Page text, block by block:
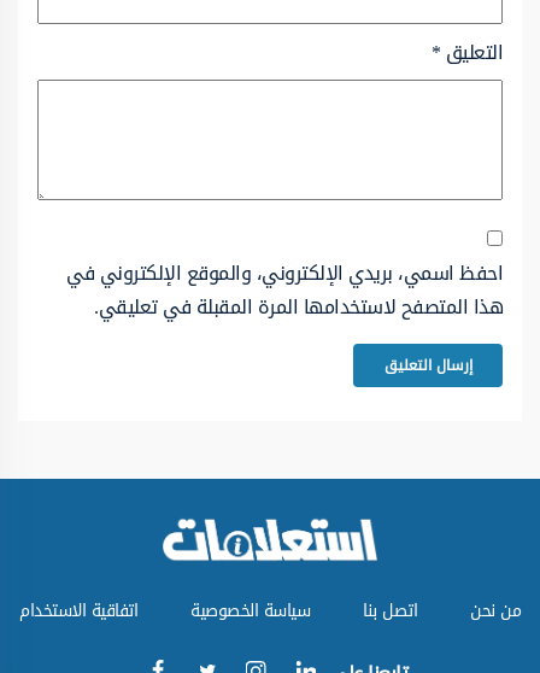
التعليق*
احفظ اسمي، بريدي الإلكتروني، والموقع الإلكتروني في
هذا المتصفح لاستخدامها المرة المقبلة في تعليقي.
من نحن اتصل بنا سياسة الخصوصية اتفاقية الاستخدام